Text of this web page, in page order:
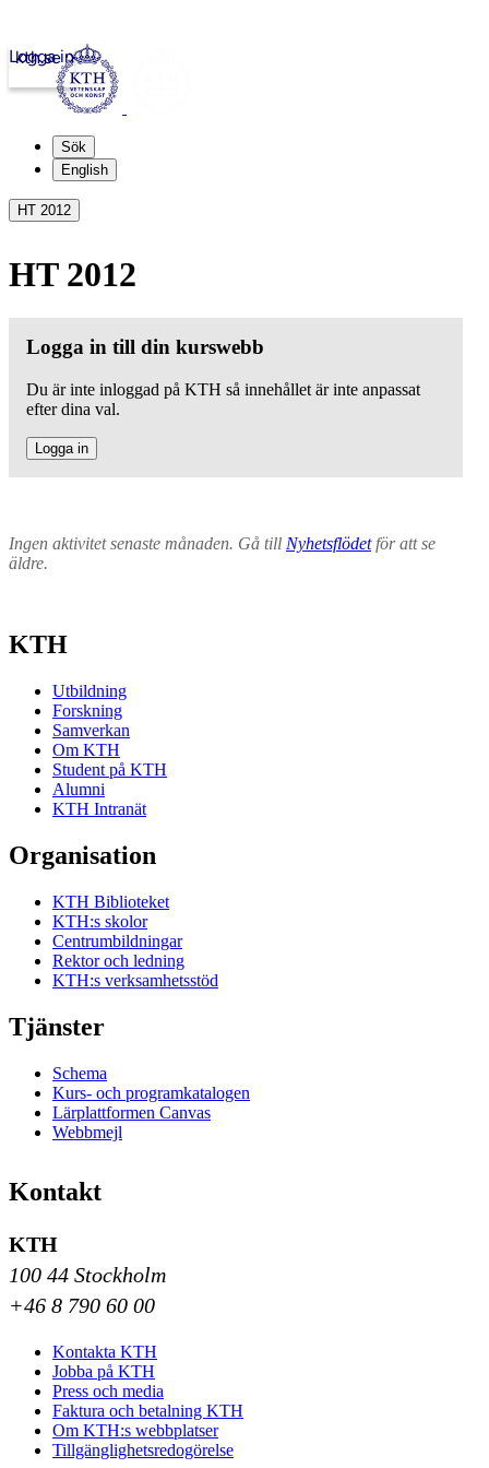
kth.se
Logga in
Sök
English
HT 2012
HT 2012
Logga in till din kurswebb
Du är inte inloggad på KTH så innehållet är inte anpassat
efter dina val.
Logga in
Ingen aktivitet senaste månaden. Gå till Nyhetsflödetför att se
äldre.
KTH
Utbildning
Forskning
Samverkan
Om KTH
Student på KTH
Alumni
KTH Intranät
Organisation
KTH Biblioteket
KTH:s skolor
Centrumbildningar
Rektor och ledning
KTH:s verksamhetsstöd
Tjänster
Schema
Kurs- och programkatalogen
Lärplattformen Canvas
Webbmejl
Kontakt
KTH
100 44 Stockholm
+46 8 790 60 00
Kontakta KTH
Jobba på KTH
Press och media
Faktura och betalning KTH
Om KTH:s webbplatser
Tillgänglighetsredogörelse